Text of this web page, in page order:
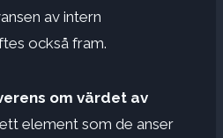
av intern
också fram.
om värdet av
ett element som de anser